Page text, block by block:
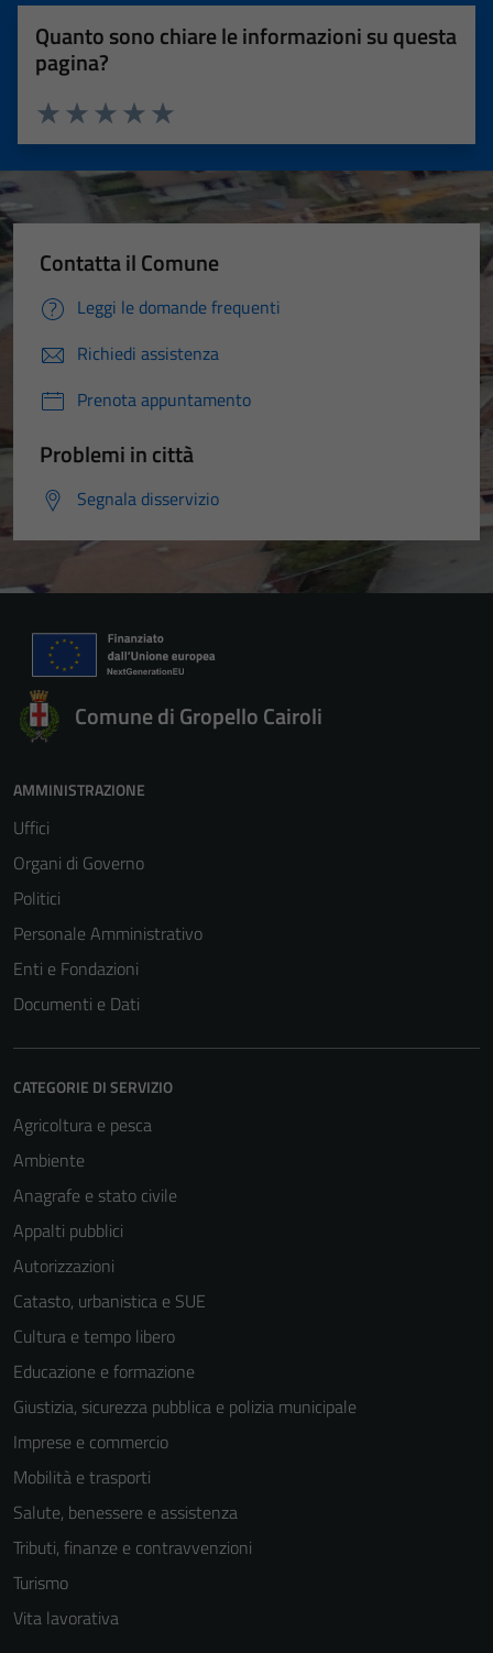
Quanto sono chiare le informazioni su questa
pagina?
Valuta 5 stelle su 5
Valuta 4 stelle su 5
Valuta 3 stelle su 5
Valuta 2 stelle su 5
Valuta 1 stelle su 5
Contatta il Comune
Leggi le domande frequenti
Richiedi assistenza
Prenota appuntamento
Problemi in città
Segnala disservizio
Comune di Gropello Cairoli
AMMINISTRAZIONE
Uffici
Organi di Governo
Politici
Personale Amministrativo
Enti e Fondazioni
Documenti e Dati
CATEGORIE DI SERVIZIO
Agricoltura e pesca
Ambiente
Anagrafe e stato civile
Appalti pubblici
Autorizzazioni
Catasto, urbanistica e SUE
Cultura e tempo libero
Educazione e formazione
Giustizia, sicurezza pubblica e polizia municipale
Imprese e commercio
Mobilità e trasporti
Salute, benessere e assistenza
Tributi, finanze e contravvenzioni
Turismo
Vita lavorativa